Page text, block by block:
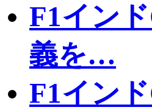
F1イン
義を…
F1イン